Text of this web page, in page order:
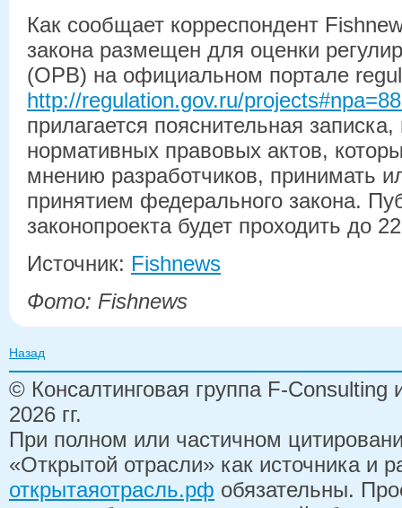
Как сообщает корреспондент
закона размещен для оценки
(ОРВ) на официальном портале
http://regulation.gov.ru/
прилагается пояснительная
нормативных правовых актов,
мнению разработчиков, принимать
принятием федерального закона.
законопроекта будет проходить до
Источник: Fishnews
Фото: Fishnews
Назад
© Консалтинговая группа F-
2026 гг.
При полном или частичном
«Открытой отрасли» как источника и
открытаяотрасль.рф обязательны.